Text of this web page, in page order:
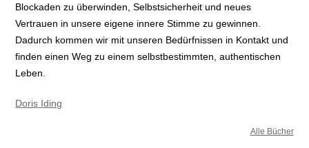
Blockaden zu überwinden, Selbstsicherheit und neues
Vertrauen in unsere eigene innere Stimme zu gewinnen.
Dadurch kommen wir mit unseren Bedürfnissen in Kontakt und
finden einen Weg zu einem selbstbestimmten, authentischen
Leben.
Doris Iding
Alle Bücher